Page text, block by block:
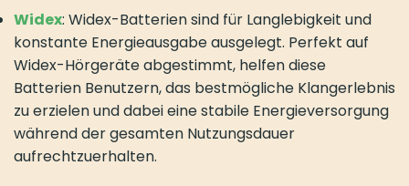
Widex: Widex-Batterien sind für Langlebigkeit und
konstante Energieausgabe ausgelegt. Perfekt auf
Widex-Hörgeräte abgestimmt, helfen diese
Batterien Benutzern, das bestmögliche Klangerlebnis
zu erzielen und dabei eine stabile Energieversorgung
während der gesamten Nutzungsdauer
aufrechtzuerhalten.